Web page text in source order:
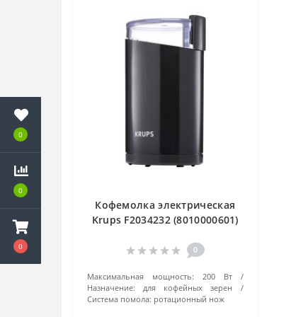
0
0
0
Кофемолка электрическая
Krups F2034232 (8010000601)
0
Максимальная мощность:
200 Вт
Назначение:
для кофейных зерен
Система помола: ротационный нож